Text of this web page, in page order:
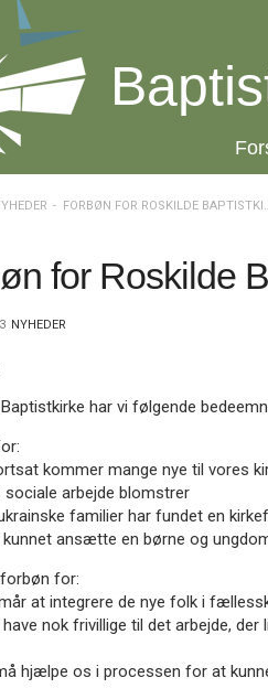
FORBØN
for Roskilde
NYHEDER
har vi følgende
kommer mange nye til vores
sociale arbejde blomstrer
familier har fundet en
kunnet ansætte en børne og
for:
at integrere de nye folk i
nok frivillige til det arbejde,
hjælpe os i processen for at